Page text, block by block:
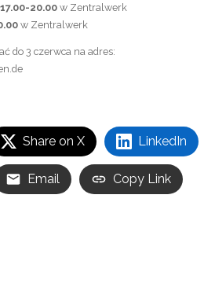
20.00w Zentralwerk
w Zentralwerk
do 3 czerwca na adres:
Share on X LinkedIn
Email Copy Link